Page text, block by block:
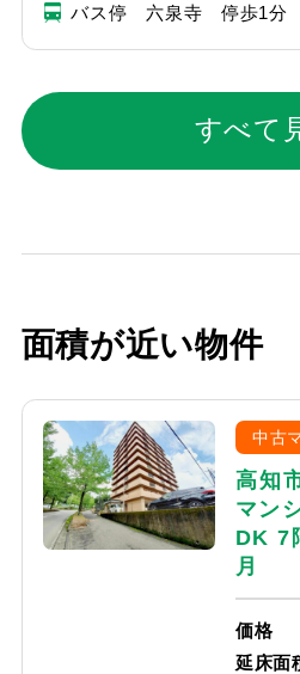
バス停 六泉寺 停歩1分
すべて
面積が近い物件
中古
高知
マン
DK 7
月
価格
延床面